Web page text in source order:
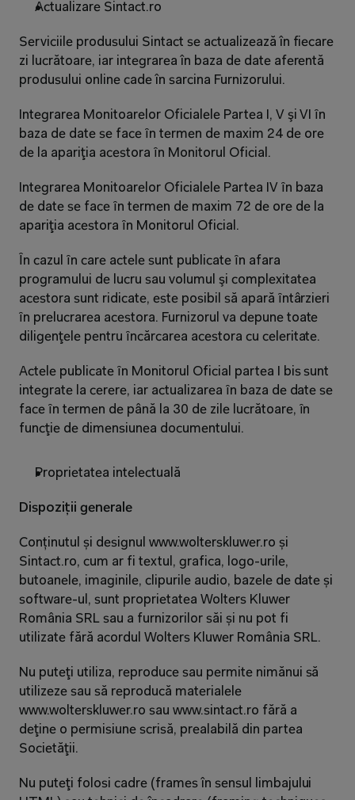
Actualizare Sintact.ro
Serviciile produsului Sintact se actualizează în fiecare
zi lucrătoare, iar integrarea în baza de date aferentă
produsului online cade în sarcina Furnizorului.
Integrarea Monitoarelor Oficialele Partea I, V şi VI ȋn
baza de date se face ȋn termen de maxim 24 de ore
de la apariţia acestora ȋn Monitorul Oficial.
Integrarea Monitoarelor Oficialele Partea IV ȋn baza
de date se face ȋn termen de maxim 72 de ore de la
apariţia acestora ȋn Monitorul Oficial.
Ȋn cazul ȋn care actele sunt publicate ȋn afara
programului de lucru sau volumul şi complexitatea
acestora sunt ridicate, este posibil să apară ȋntârzieri
ȋn prelucrarea acestora. Furnizorul va depune toate
diligenţele pentru ȋncărcarea acestora cu celeritate.
Actele publicate ȋn Monitorul Oficial partea I bis sunt
integrate la cerere, iar actualizarea ȋn baza de date se
face ȋn termen de până la 30 de zile lucrătoare, ȋn
funcţie de dimensiunea documentului.
Proprietatea intelectuală
Dispoziții generale
Conținutul și designul www.wolterskluwer.ro și
Sintact.ro, cum ar fi textul, grafica, logo-urile,
butoanele, imaginile, clipurile audio, bazele de date și
software-ul, sunt proprietatea Wolters Kluwer
România SRL sau a furnizorilor săi și nu pot fi
utilizate fără acordul Wolters Kluwer România SRL.
Nu puteţi utiliza, reproduce sau permite nimănui să
utilizeze sau să reproducă materialele
www.wolterskluwer.ro sau www.sintact.ro fără a
deţine o permisiune scrisă, prealabilă din partea
Societăţii.
Nu puteţi folosi cadre (frames în sensul limbajului